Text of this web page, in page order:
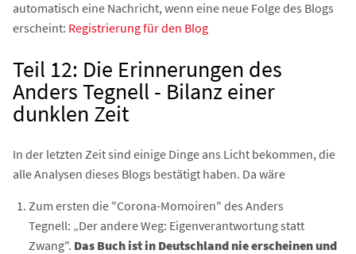
automatisch eine Nachricht, wenn eine neue Folge des Blogs
erscheint: Registrierung für den Blog
Teil 12: Die Erinnerungen des
Anders Tegnell - Bilanz einer
dunklen Zeit
In der letzten Zeit sind einige Dinge ans Licht bekommen, die
alle Analysen dieses Blogs bestätigt haben. Da wäre
Zum ersten die "Corona-Momoiren" des Anders
Tegnell: „Der andere Weg: Eigenverantwortung statt
Zwang". Das Buch ist in Deutschland nie erscheinen und